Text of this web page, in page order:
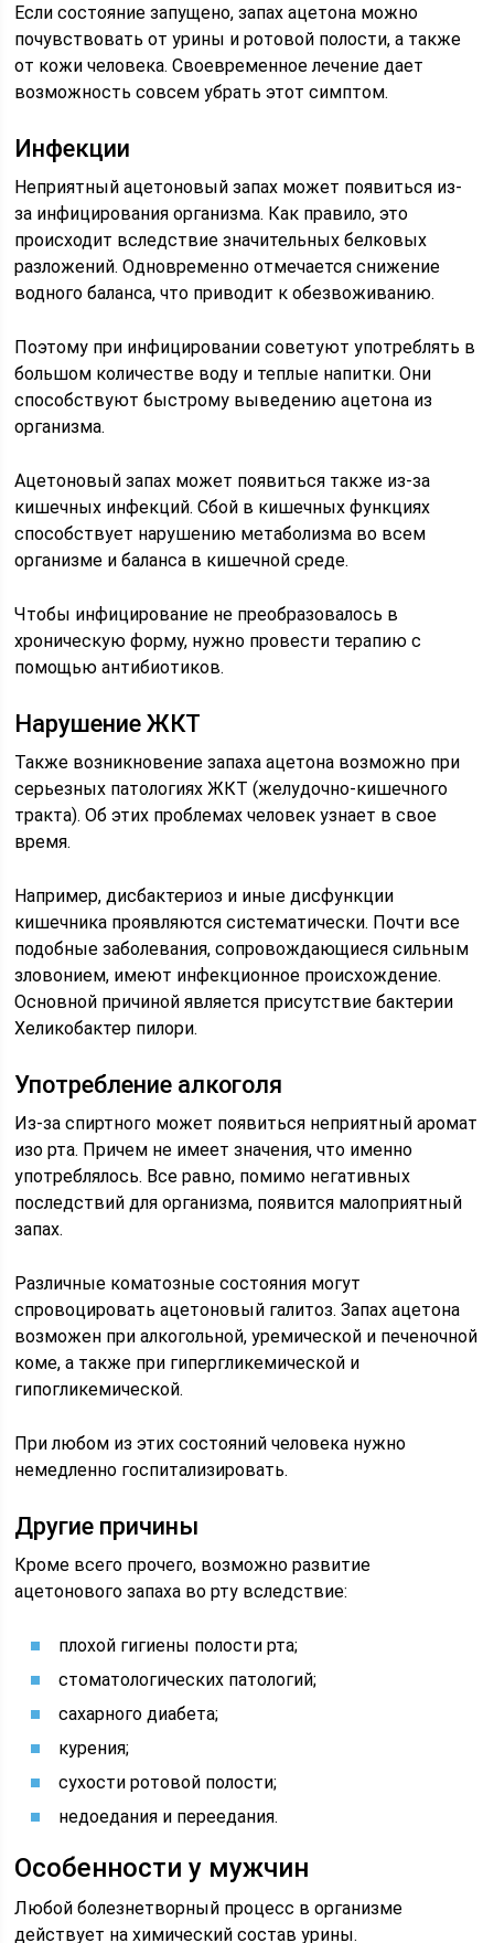
Если состояние запущено, запах ацетона можно
почувствовать от урины и ротовой полости, а также
от кожи человека. Своевременное лечение дает
возможность совсем убрать этот симптом.
Инфекции
Неприятный ацетоновый запах может появиться из-
за инфицирования организма. Как правило, это
происходит вследствие значительных белковых
разложений. Одновременно отмечается снижение
водного баланса, что приводит к обезвоживанию.
Поэтому при инфицировании советуют употреблять в
большом количестве воду и теплые напитки. Они
способствуют быстрому выведению ацетона из
организма.
Ацетоновый запах может появиться также из-за
кишечных инфекций. Сбой в кишечных функциях
способствует нарушению метаболизма во всем
организме и баланса в кишечной среде.
Чтобы инфицирование не преобразовалось в
хроническую форму, нужно провести терапию с
помощью антибиотиков.
Нарушение ЖКТ
Также возникновение запаха ацетона возможно при
серьезных патологиях ЖКТ (желудочно-кишечного
тракта). Об этих проблемах человек узнает в свое
время.
Например, дисбактериоз и иные дисфункции
кишечника проявляются систематически. Почти все
подобные заболевания, сопровождающиеся сильным
зловонием, имеют инфекционное происхождение.
Основной причиной является присутствие бактерии
Хеликобактер пилори.
Употребление алкоголя
Из-за спиртного может появиться неприятный аромат
изо рта. Причем не имеет значения, что именно
употреблялось. Все равно, помимо негативных
последствий для организма, появится малоприятный
запах.
Различные коматозные состояния могут
спровоцировать ацетоновый галитоз. Запах ацетона
возможен при алкогольной, уремической и печеночной
коме, а также при гипергликемической и
гипогликемической.
При любом из этих состояний человека нужно
немедленно госпитализировать.
Другие причины
Кроме всего прочего, возможно развитие
ацетонового запаха во рту вследствие:
плохой гигиены полости рта;
стоматологических патологий;
сахарного диабета;
курения;
сухости ротовой полости;
недоедания и переедания.
Особенности у мужчин
Любой болезнетворный процесс в организме
действует на химический состав урины.